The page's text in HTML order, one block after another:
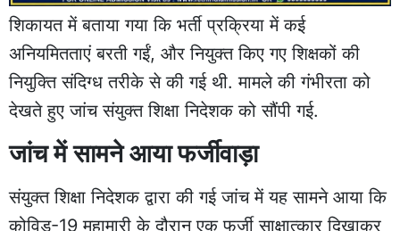
शिकायत में बताया गया कि भर्ती प्रक्रिया में कई
अनियमितताएं बरती गईं, और नियुक्त किए गए शिक्षकों की
नियुक्ति संदिग्ध तरीके से की गई थी. मामले की गंभीरता को
देखते हुए जांच संयुक्त शिक्षा निदेशक को सौंपी गई.
जांच में सामने आया फर्जीवाड़ा
संयुक्त शिक्षा निदेशक द्वारा की गई जांच में यह सामने आया कि
कोविड-19 महामारी के दौरान एक फर्जी साक्षात्कार दिखाकर